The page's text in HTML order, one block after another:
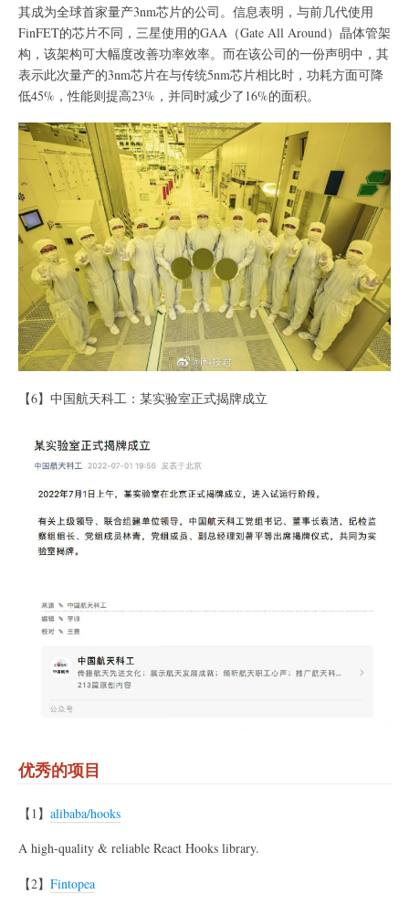
其成为全球首家量产3nm芯片的公司。信息表明，与前几代使用
FinFET的芯片不同，三星使用的GAA（Gate All Around）晶体管架
构，该架构可大幅度改善功率效率。而在该公司的一份声明中，其
表示此次量产的3nm芯片在与传统5nm芯片相比时，功耗方面可降
低45%，性能则提高23%，并同时减少了16%的面积。
【6】中国航天科工：某实验室正式揭牌成立
优秀的项目
【1】 alibaba/hooks
A high-quality & reliable React Hooks library.
【2】 Fintopea